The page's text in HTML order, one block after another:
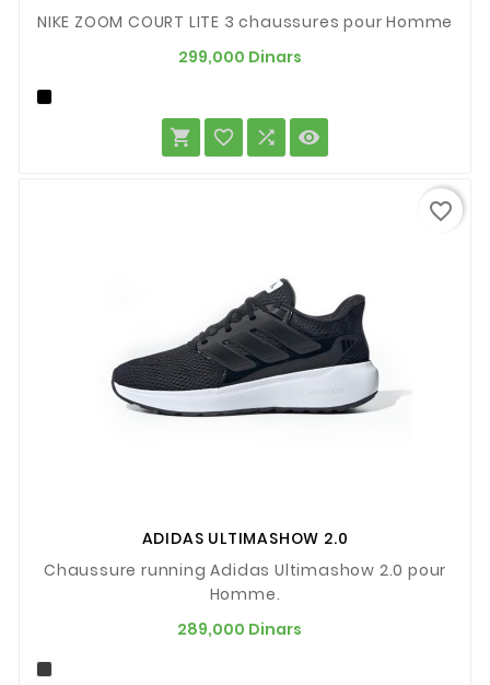
NIKE ZOOM COURT LITE 3 chaussures pour Homme
299,000 Dinars
   
ADIDAS ULTIMASHOW 2.0
Chaussure running Adidas Ultimashow 2.0 pour
Homme.
289,000 Dinars
favorite_border